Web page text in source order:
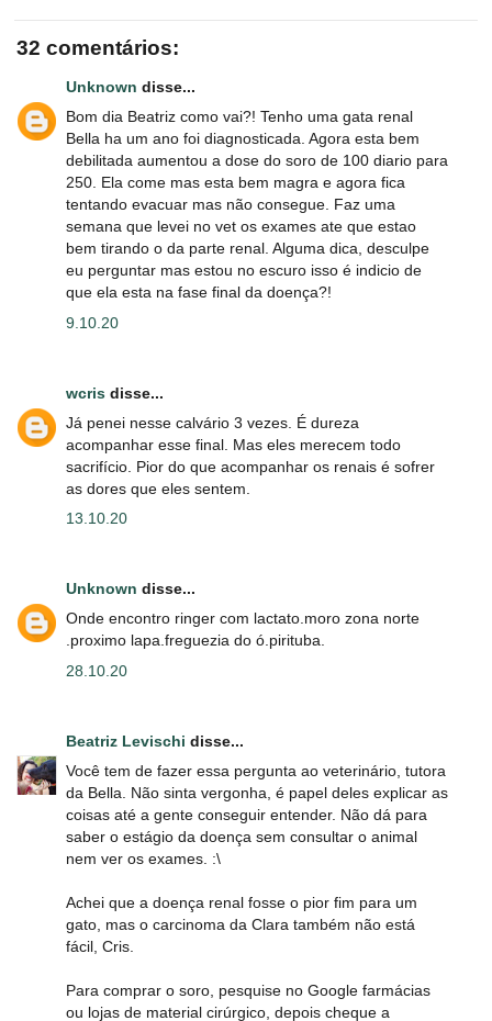
32 comentários:
Unknown disse...
Bom dia Beatriz como vai?! Tenho uma gata renal
Bella ha um ano foi diagnosticada. Agora esta bem
debilitada aumentou a dose do soro de 100 diario para
250. Ela come mas esta bem magra e agora fica
tentando evacuar mas não consegue. Faz uma
semana que levei no vet os exames ate que estao
bem tirando o da parte renal. Alguma dica, desculpe
eu perguntar mas estou no escuro isso é indicio de
que ela esta na fase final da doença?!
9.10.20
wcris disse...
Já penei nesse calvário 3 vezes. É dureza
acompanhar esse final. Mas eles merecem todo
sacrifício. Pior do que acompanhar os renais é sofrer
as dores que eles sentem.
13.10.20
Unknown disse...
Onde encontro ringer com lactato.moro zona norte
.proximo lapa.freguezia do ó.pirituba.
28.10.20
Beatriz Levischi disse...
Você tem de fazer essa pergunta ao veterinário, tutora
da Bella. Não sinta vergonha, é papel deles explicar as
coisas até a gente conseguir entender. Não dá para
saber o estágio da doença sem consultar o animal
nem ver os exames. :\
Achei que a doença renal fosse o pior fim para um
gato, mas o carcinoma da Clara também não está
fácil, Cris.
Para comprar o soro, pesquise no Google farmácias
ou lojas de material cirúrgico, depois cheque a